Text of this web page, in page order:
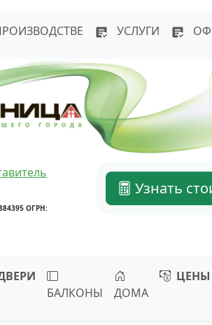
УСЛУГИ
ОГРН:
Узнать
БАЛКОНЫ
ДОМА
ЦЕНЫ